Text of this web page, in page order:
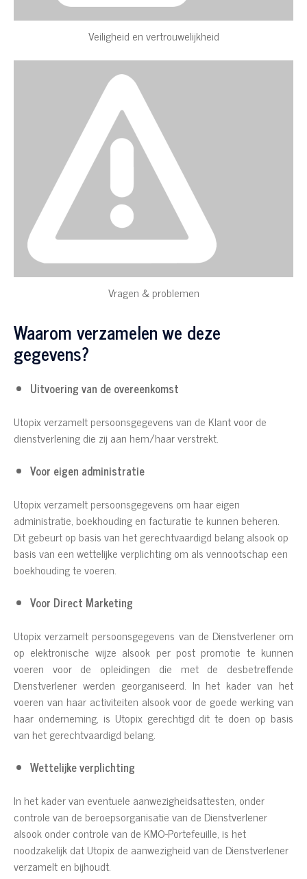
Veiligheid en vertrouwelijkheid
Vragen & problemen
Waarom verzamelen we deze
gegevens?
Uitvoering van de overeenkomst
Utopix verzamelt persoonsgegevens van de Klant voor de
dienstverlening die zij aan hem/haar verstrekt.
Voor eigen administratie
Utopix verzamelt persoonsgegevens om haar eigen
administratie, boekhouding en facturatie te kunnen beheren.
Dit gebeurt op basis van het gerechtvaardigd belang alsook op
basis van een wettelijke verplichting om als vennootschap een
boekhouding te voeren.
Voor Direct Marketing
Utopix verzamelt persoonsgegevens van de Dienstverlener om
op elektronische wijze alsook per post promotie te kunnen
voeren voor de opleidingen die met de desbetreffende
Dienstverlener werden georganiseerd. In het kader van het
voeren van haar activiteiten alsook voor de goede werking van
haar onderneming, is Utopix gerechtigd dit te doen op basis
van het gerechtvaardigd belang.
Wettelijke verplichting
In het kader van eventuele aanwezigheidsattesten, onder
controle van de beroepsorganisatie van de Dienstverlener
alsook onder controle van de KMO-Portefeuille, is het
noodzakelijk dat Utopix de aanwezigheid van de Dienstverlener
verzamelt en bijhoudt.